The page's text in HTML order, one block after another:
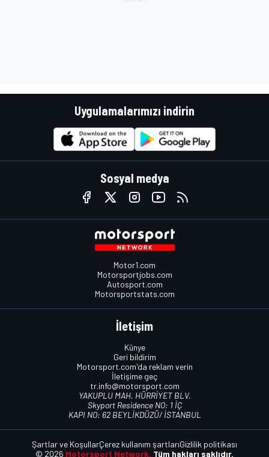
Uygulamalarımızı indirin
Sosyal medya
Motor1.com
Motorsportjobs.com
Autosport.com
Motorsportstats.com
İletişim
Künye
Geri bildirim
Motorsport.com'da reklam verin
İletişime geç
tr.info@motorsport.com
YAKUPLU MAH. HÜRRİYET BLV.
Skyport Residence NO: 1 İÇ
KAPI NO: 62 BEYLİKDÜZÜ/ İSTANBUL
© 2026 Motorsport Network. Tüm hakları saklıdır.
Şartlar ve KoşullarÇerez kullanım şartlarıGizlilik politikası